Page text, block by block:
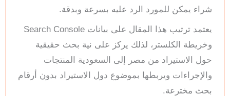
شراء يمكن للمورد الرد عليه بسرعة وبدقة.
يعتمد ترتيب هذا المقال على بيانات Search Console
وخريطة الكلستر، لذلك يركز على نية بحث حقيقية
حول الاستيراد من مصر إلى السعودية المنتجات
والإجراءات ويربطها بموضوع دول الاستيراد بدون أرقام
بحث مخترعة.